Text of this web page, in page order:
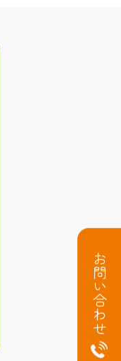
お問い合わせ